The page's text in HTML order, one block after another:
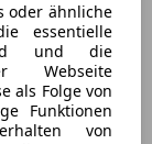
oder ähnliche
essentielle
und die
Webseite
als Folge von
Funktionen
von